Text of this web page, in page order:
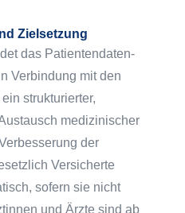
Zielsetzung
das Patientendaten-
Verbindung mit den
strukturierter,
medizinischer
der
Versicherte
sofern sie nicht
und Ärzte sind ab